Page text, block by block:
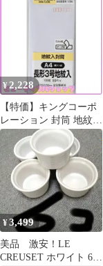
M メンズ 【中古】
¥2,228
【特価】キングコーポ
レーション 封筒 地紋入
長形3号 ホワイト 100枚
N3JIW80Q
¥3,499
美品 激安！LE
CREUSET ホワイト 6個